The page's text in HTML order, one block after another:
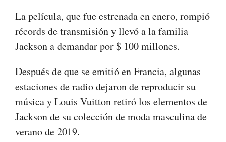
La película, que fue estrenada en enero, rompió
récords de transmisión y llevó a la familia
Jackson a demandar por $ 100 millones.
Después de que se emitió en Francia, algunas
estaciones de radio dejaron de reproducir su
música y Louis Vuitton retiró los elementos de
Jackson de su colección de moda masculina de
verano de 2019.